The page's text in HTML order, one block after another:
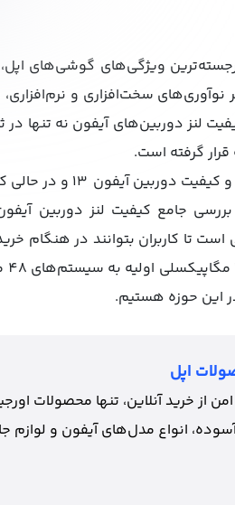
ویژگی‌های گوشی‌های
سخت‌افزاری و
لنز دوربین‌های آیفون نه تنها در
گرفته است.
جامع کیفیت لنز دوربین
تا کاربران بتوانند در هنگام
این حوزه هستیم.
اپل
خرید آنلاین، تنها محصولات
انواع مدل‌های آیفون‌ و لوازم